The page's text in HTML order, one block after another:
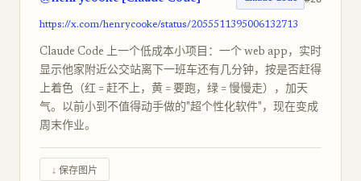
https://x.com/henrycooke/status/2055511395006132713
Claude Code 上一个低成本小项目：一个 web app，实时
显示他家附近公交站离下一班车还有几分钟，按是否赶得
上着色（红 = 赶不上，黄 = 要跑，绿 = 慢慢走），加天
气。以前小到不值得动手做的"超个性化软件"，现在变成
周末作业。
↓ 保存图片